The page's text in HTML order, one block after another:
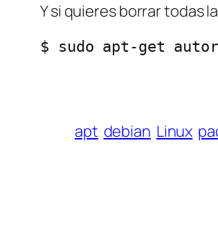
Y si quieres borrar todas
$ sudo apt-get
apt debian Linux